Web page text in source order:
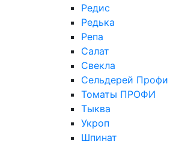
Редис
Редька
Репа
Салат
Свекла
Сельдерей Профи
Томаты ПРОФИ
Тыква
Укроп
Шпинат